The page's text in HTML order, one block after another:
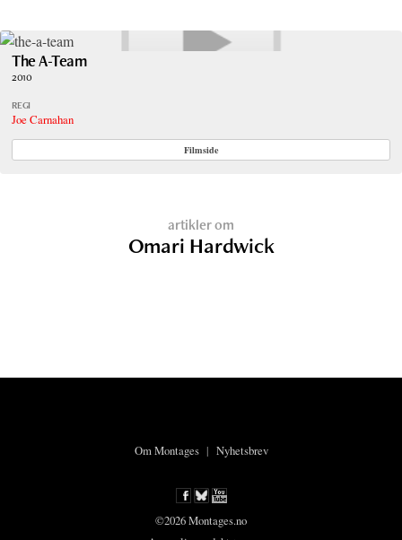
The A-Team
2010
REGI
Joe Carnahan
Filmside
artikler om
Omari Hardwick
Om Montages| Nyhetsbrev
©2026 Montages.no